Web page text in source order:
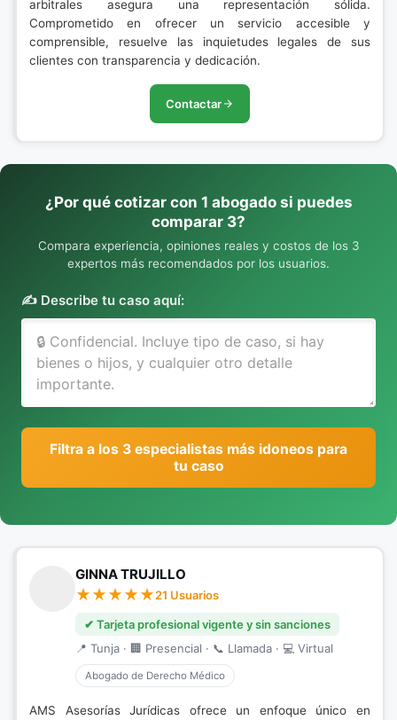
arbitrales asegura una representación sólida.
Comprometido en ofrecer un servicio accesible y
comprensible, resuelve las inquietudes legales de sus
clientes con transparencia y dedicación.
Contactar
¿Por qué cotizar con 1 abogado si puedes
comparar 3?
Compara experiencia, opiniones reales y costos de los 3
expertos más recomendados por los usuarios.
✍️ Describe tu caso aquí:
Filtra a los 3 especialistas más idoneos para
tu caso
GINNA TRUJILLO
21 Usuarios
✔ Tarjeta profesional vigente y sin sanciones
📍 Tunja · 🏢 Presencial · 📞 Llamada · 💻 Virtual
Abogado de Derecho Médico
AMS Asesorías Jurídicas ofrece un enfoque único en